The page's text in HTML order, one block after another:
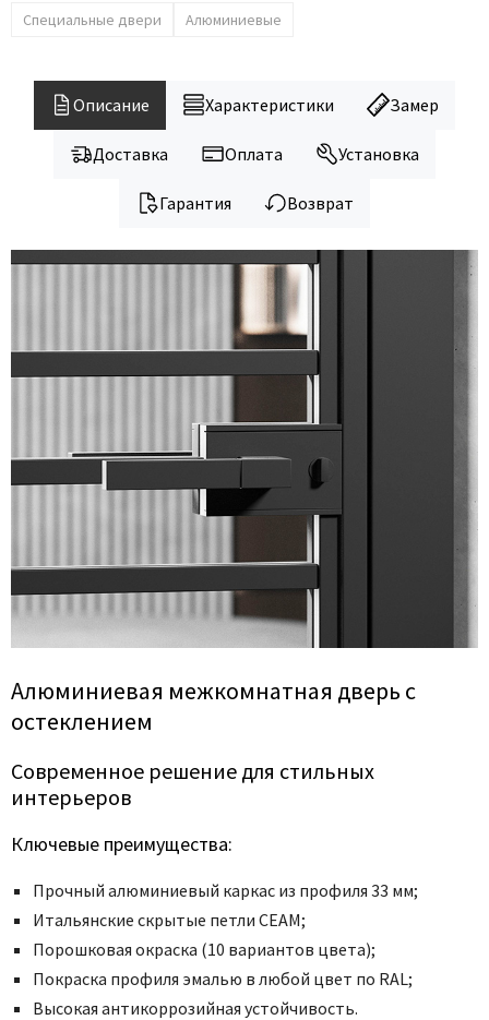
Krona Koblenz
Legend
Line Doors
Miksal
Ofram
Optima Porte
Poseidon
Profil Doors
Regidoors
Torex
Tupai
Uberture
Venezia Unique
Viporte
Zadoor
Специальные двери Алюминиевые
Описание Характеристики Замер
Доставка Оплата Установка
Гарантия Возврат
Алюминиевая межкомнатная дверь с
остеклением
Современное решение для стильных
интерьеров
Ключевые преимущества:
Прочный алюминиевый каркас из профиля 33 мм;
Итальянские скрытые петли CEAM;
Порошковая окраска (10 вариантов цвета);
Покраска профиля эмалью в любой цвет по RAL;
Высокая антикоррозийная устойчивость.